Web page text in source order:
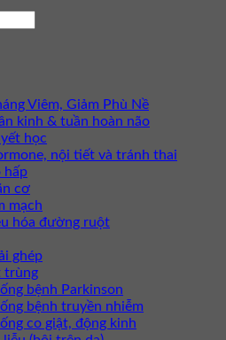
Viêm, Giảm Phù Nề
kinh & tuần hoàn não
học
nội tiết và tránh thai
hấp
cơ
mạch
hóa đường ruột
ghép
trùng
bệnh Parkinson
bệnh truyền nhiễm
co giật, động kinh